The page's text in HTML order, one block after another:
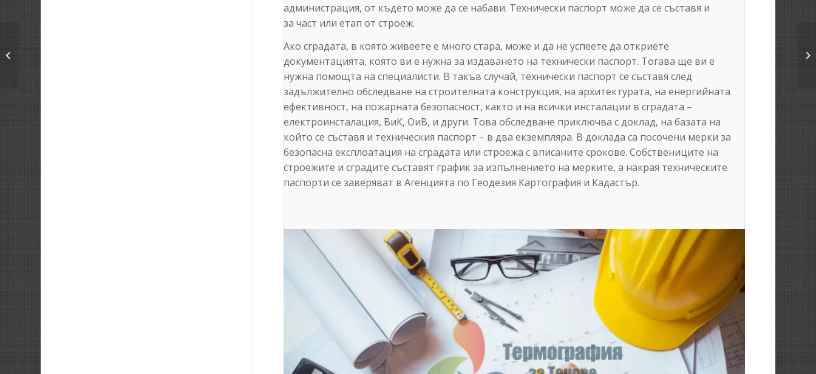
администрация, от където може да се набави. Технически паспорт може да се съставя и
за част или етап от строеж.
Ако сградата, в която живеете е много стара, може и да не успеете да откриете
документацията, която ви е нужна за издаването на технически паспорт. Тогава ще ви е
нужна помощта на специалисти. В такъв случай, технически паспорт се съставя след
задължително обследване на строителната конструкция, на архитектурата, на енергийната
ефективност, на пожарната безопасност, както и на всички инсталации в сградата –
електроинсталация, ВиК, ОиВ, и други. Това обследване приключва с доклад, на базата на
който се съставя и техническия паспорт – в два екземпляра. В доклада са посочени мерки за
безопасна експлоатация на сградата или строежа с вписаните срокове. Собствениците на
строежите и сградите съставят график за изпълнението на мерките, а накрая техническите
паспорти се заверяват в Агенцията по Геодезия Картография и Кадастър.